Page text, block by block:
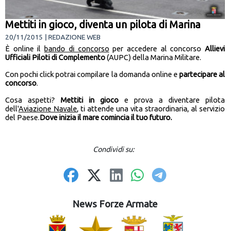
Mettiti in gioco, diventa un pilota di Marina
20/11/2015 | REDAZIONE WEB
È online ilbando di concorso per accedere al concorsoAllievi
Ufficiali Piloti di Complemento(AUPC) della Marina Militare.
Con pochi click potrai compilare la domanda online e partecipare al
concorso.
Cosa aspetti? Mettiti in gioco e prova a diventare pilota
dell'Aviazione Navale, ti attende una vita straordinaria, al servizio
del Paese.Dove inizia il mare comincia il tuo futuro.
Condividi su:
News Forze Armate